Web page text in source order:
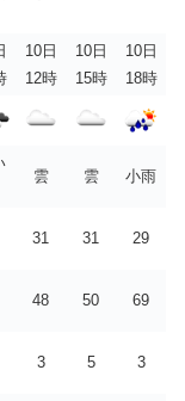
10日
12時
10日
15時
10日
18時
雲 雲 小雨
31 31 29
48 50 69
3 5 3